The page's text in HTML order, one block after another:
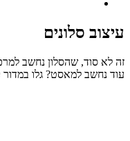
עיצוב סלונים
זה לא סוד, שהסלון נחשב
עוד נחשב למאסט? גלו במדור